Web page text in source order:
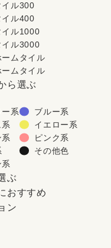
イル300
イル400
イル1000
イル3000
ームタイル
ームタイル
ら選ぶ
系
ブルー系
イエロー系
ピンク系
その他色
ぶ
おすすめ
ン